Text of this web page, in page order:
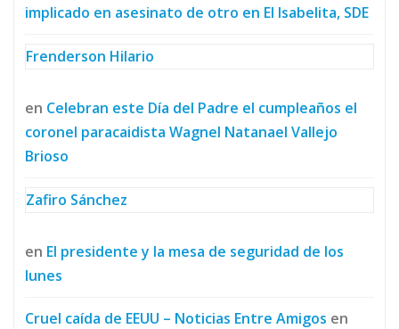
implicado en asesinato de otro en El Isabelita, SDE
Frenderson Hilario
en Celebran este Día del Padre el cumpleaños el
coronel paracaidista Wagnel Natanael Vallejo
Brioso
Zafiro Sánchez
en El presidente y la mesa de seguridad de los
lunes
Cruel caída de EEUU – Noticias Entre Amigos en